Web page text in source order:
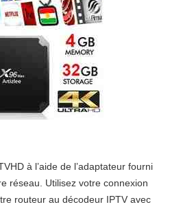
à l’aide de l’adaptateur fourni
réseau. Utilisez votre connexion
routeur au décodeur IPTV avec